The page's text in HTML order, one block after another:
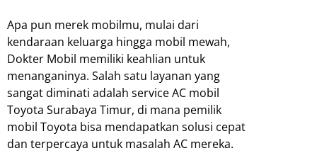
Apa pun merek mobilmu, mulai dari
kendaraan keluarga hingga mobil mewah,
Dokter Mobil memiliki keahlian untuk
menanganinya. Salah satu layanan yang
sangat diminati adalah service AC mobil
Toyota Surabaya Timur, di mana pemilik
mobil Toyota bisa mendapatkan solusi cepat
dan terpercaya untuk masalah AC mereka.